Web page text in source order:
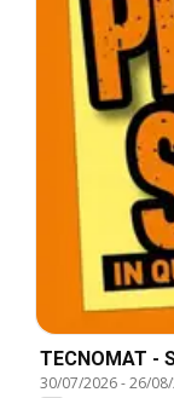
TECNOMAT
30/07/2026-26/